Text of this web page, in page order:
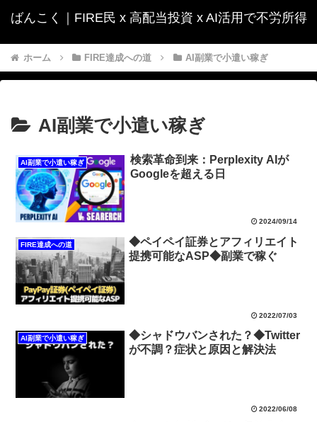
ばんこく｜FIRE民 x 高配当投資 x AI活用で不労所得
ホーム FIRE達成への道 AI副業で小遣い稼ぎ
AI副業で小遣い稼ぎ
AI副業で小遣い稼ぎ
検索革命到来：Perplexity AIが
Googleを超える日
2024/09/14
FIRE達成への道
◆ペイペイ証券とアフィリエイト
提携可能なASP◆副業で稼ぐ
2022/07/03
AI副業で小遣い稼ぎ
◆シャドウバンされた？◆Twitter
が不調？症状と原因と解決法
2022/06/08